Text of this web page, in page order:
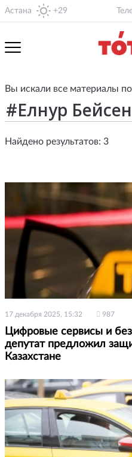
Астана +29
Вы искали все материалы
Найдено результатов: 3
17 декабря 2025, 15:32 987
Цифровые сервисы и
депутат предложил
Казахстане